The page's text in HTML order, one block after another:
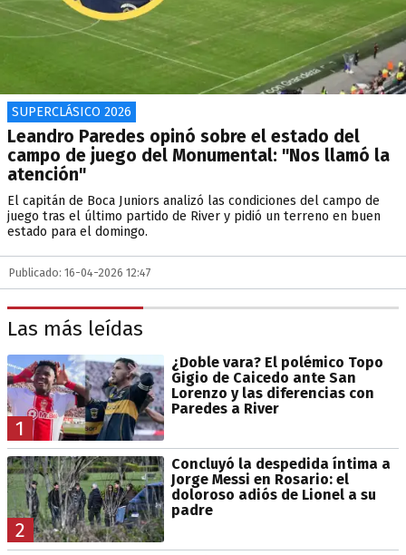
SUPERCLÁSICO 2026
Leandro Paredes opinó sobre el estado del
campo de juego del Monumental: "Nos llamó la
atención"
El capitán de Boca Juniors analizó las condiciones del campo de
juego tras el último partido de River y pidió un terreno en buen
estado para el domingo.
Publicado: 16-04-2026 12:47
Las más leídas
1
¿Doble vara? El polémico Topo
Gigio de Caicedo ante San
Lorenzo y las diferencias con
Paredes a River
2
Concluyó la despedida íntima a
Jorge Messi en Rosario: el
doloroso adiós de Lionel a su
padre